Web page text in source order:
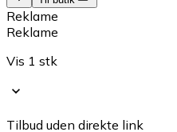
Reklame
Reklame
Vis 1 stk
Tilbud uden direkte link